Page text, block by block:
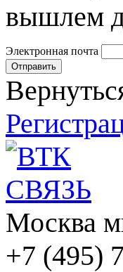
вышлем
Электронная почта
Москва
+7 (495)